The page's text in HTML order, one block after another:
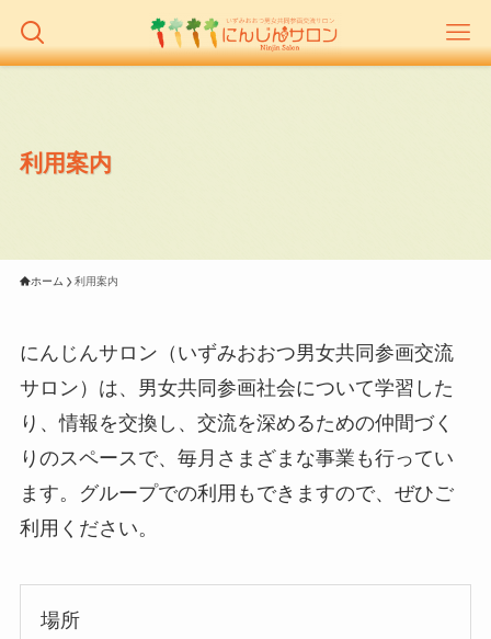
利用案内
ホーム 利用案内
にんじんサロン（いずみおおつ男女共同参画交流
サロン）は、男女共同参画社会について学習した
り、情報を交換し、交流を深めるための仲間づく
りのスペースで、毎月さまざまな事業も行ってい
ます。グループでの利用もできますので、ぜひご
利用ください。
場所